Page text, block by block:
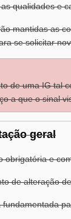
qualidades e
mantidas as
se solicitar
de uma IG tal
a que o sinal
geral
obrigatória e
de alteração
fundamentada